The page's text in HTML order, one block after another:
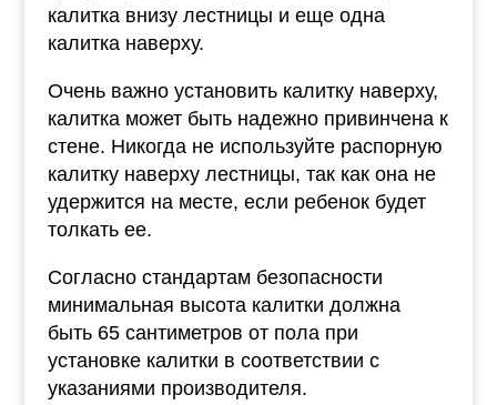
калитка внизу лестницы и еще одна
калитка наверху.
Очень важно установить калитку наверху,
калитка может быть надежно привинчена к
стене. Никогда не используйте распорную
калитку наверху лестницы, так как она не
удержится на месте, если ребенок будет
толкать ее.
Согласно стандартам безопасности
минимальная высота калитки должна
быть 65 сантиметров от пола при
установке калитки в соответствии с
указаниями производителя.